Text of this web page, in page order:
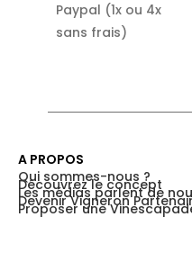
Paypal (1x ou 4x
sans frais)
A PROPOS
Qui sommes-nous ?
Découvrez le concept
Les médias parlent de
Devenir Vigneron
Proposer une